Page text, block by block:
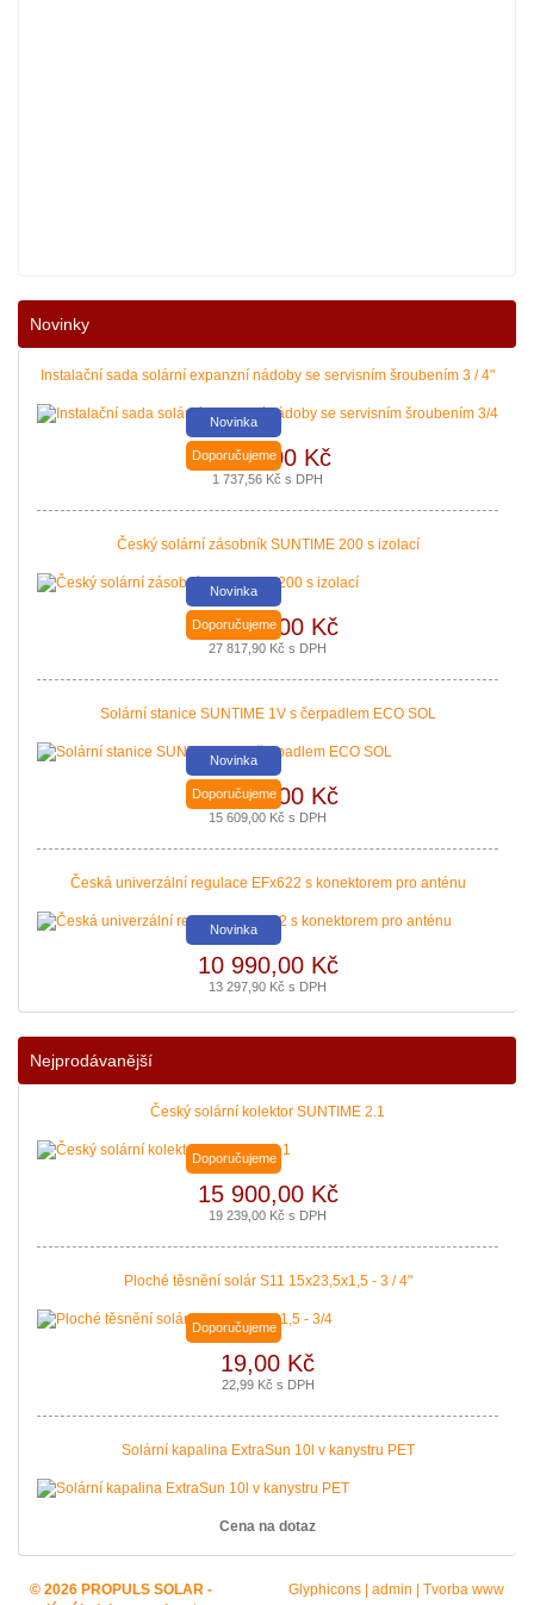
Nové podmínky dotací na nové solární systémy, tepelná čerpadla a
Nová zelená úsporám a Kotlíkové dotace snadno s PROPULS SOLAR.
|více zde ..
|více zde ..
Novinky
Instalační sada solární expanzní nádoby se servisním šroubením 3 / 4"
Novinka
Doporučujeme
1 436,00 Kč
1 737,56 Kč s DPH
Český solární zásobník SUNTIME 200 s izolací
Novinka
Doporučujeme
22 990,00 Kč
27 817,90 Kč s DPH
Solární stanice SUNTIME 1V s čerpadlem ECO SOL
Novinka
Doporučujeme
12 900,00 Kč
15 609,00 Kč s DPH
Česká univerzální regulace EFx622 s konektorem pro anténu
Novinka
10 990,00 Kč
13 297,90 Kč s DPH
Nejprodávanější
Český solární kolektor SUNTIME 2.1
Doporučujeme
15 900,00 Kč
19 239,00 Kč s DPH
Ploché těsnění solár S11 15x23,5x1,5 - 3 / 4"
Doporučujeme
19,00 Kč
22,99 Kč s DPH
Solární kapalina ExtraSun 10l v kanystru PET
Cena na dotaz
© 2026 PROPULS SOLAR -
Glyphicons admin Tvorba www